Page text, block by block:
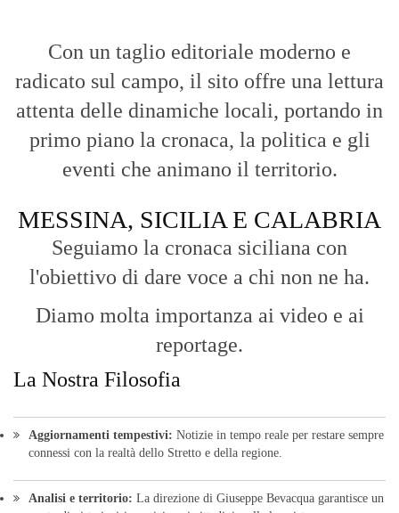
Con un taglio editoriale moderno e
radicato sul campo, il sito offre una lettura
attenta delle dinamiche locali, portando in
primo piano la cronaca, la politica e gli
eventi che animano il territorio.
MESSINA, SICILIA E CALABRIA
Seguiamo la cronaca siciliana con
l'obiettivo di dare voce a chi non ne ha.
Diamo molta importanza ai video e ai
reportage.
La Nostra Filosofia
Aggiornamenti tempestivi: Notizie in tempo reale per restare sempre
connessi con la realtà dello Stretto e della regione.
Analisi e territorio: La direzione di Giuseppe Bevacqua garantisce un